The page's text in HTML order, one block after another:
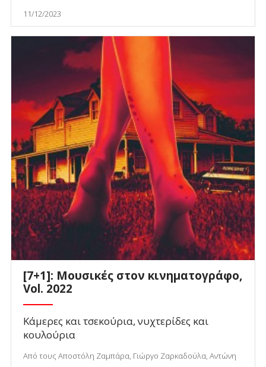
11/12/2023
[7+1]: Μουσικές στον κινηματογράφο,
Vol. 2022
Κάμερες και τσεκούρια, νυχτερίδες και
κουλούρια
Από τους Αποστόλη Ζαμπάρα, Γιώργο Ζαρκαδούλα, Αντώνη